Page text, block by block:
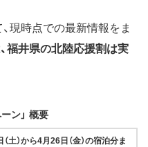
現時点での最新情報をま
福井県の北陸応援割は実
ン」 概要
土）から4月26日（金）の宿泊分ま